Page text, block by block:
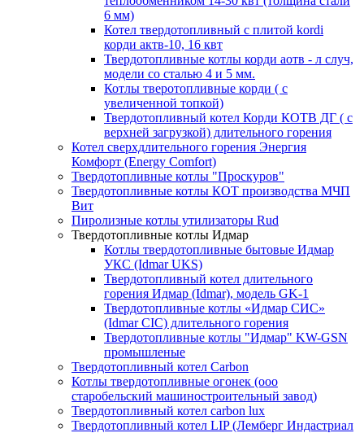
6 мм)
Котел твердотопливный с плитой kordi
корди актв-10, 16 квт
Твердотопливные котлы корди аотв - л случ,
модели со сталью 4 и 5 мм.
Котлы тверотопливные корди ( с
увеличенной топкой)
Твердотопливный котел Корди КОТВ ДГ ( с
верхней загрузкой) длительного горения
Котел сверхдлительного горения Энергия
Комфорт (Energy Comfort)
Твердотопливные котлы "Проскуров"
Твердотопливные котлы КОТ производства МЧП
Вит
Пиролизные котлы утилизаторы Rud
Твердотопливные котлы Идмар
Котлы твердотопливные бытовые Идмар
УКС (Idmar UKS)
Твердотопливный котел длительного
горения Идмар (Idmar), модель GK-1
Твердотопливные котлы «Идмар СИС»
(Idmar CIC) длительного горения
Твердотопливные котлы "Идмар" KW-GSN
промышленые
Твердотопливный котел Carbon
Котлы твердотопливные огонек (ооо
старобельский машиностроительный завод)
Твердотопливный котел carbon lux
Твердотопливный котел LIP (Лемберг Индастриал